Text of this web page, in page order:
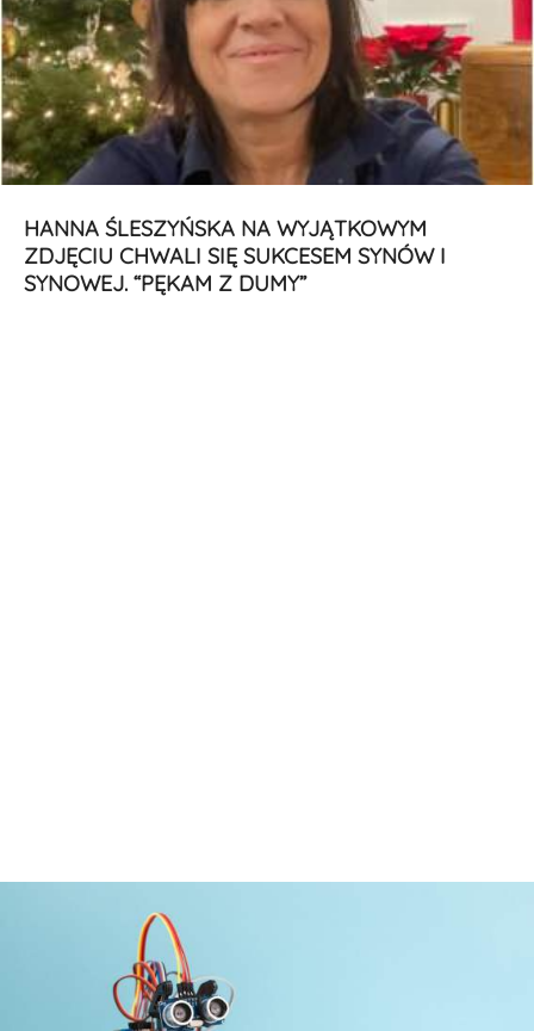
HANNA ŚLESZYŃSKA NA WYJĄTKOWYM
ZDJĘCIU CHWALI SIĘ SUKCESEM SYNÓW I
SYNOWEJ. “PĘKAM Z DUMY”